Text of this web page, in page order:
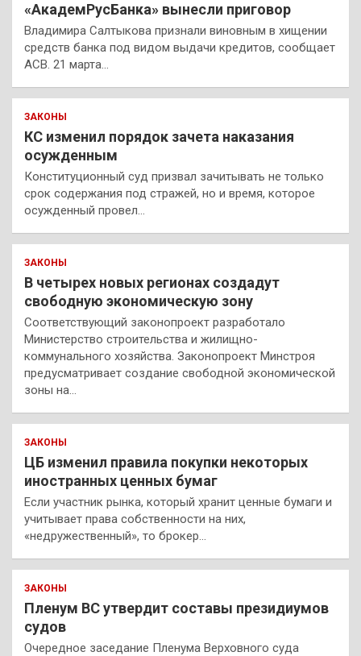
«АкадемРусБанка» вынесли приговор
Владимира Салтыкова признали виновным в хищении
средств банка под видом выдачи кредитов, сообщает
АСВ. 21 марта…
ЗАКОНЫ
КС изменил порядок зачета наказания
осужденным
Конституционный суд призвал зачитывать не только
срок содержания под стражей, но и время, которое
осужденный провел…
ЗАКОНЫ
В четырех новых регионах создадут
свободную экономическую зону
Соответствующий законопроект разработало
Министерство строительства и жилищно-
коммунального хозяйства. Законопроект Минстроя
предусматривает создание свободной экономической
зоны на…
ЗАКОНЫ
ЦБ изменил правила покупки некоторых
иностранных ценных бумаг
Если участник рынка, который хранит ценные бумаги и
учитывает права собственности на них,
«недружественный», то брокер…
ЗАКОНЫ
Пленум ВС утвердит составы президиумов
судов
Очередное заседание Пленума Верховного суда